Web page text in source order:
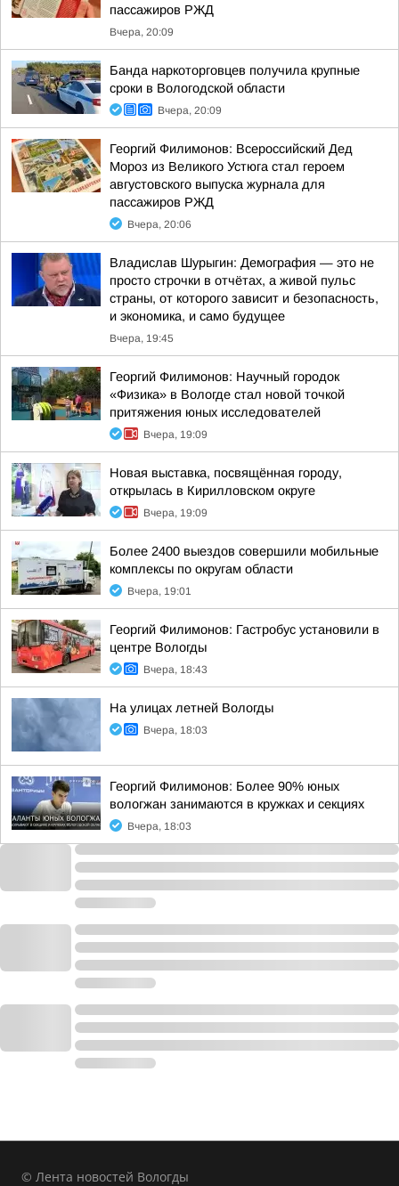
пассажиров РЖД
Вчера, 20:09
Банда наркоторговцев получила крупные
сроки в Вологодской области
Вчера, 20:09
Георгий Филимонов: Всероссийский Дед
Мороз из Великого Устюга стал героем
августовского выпуска журнала для
пассажиров РЖД
Вчера, 20:06
Владислав Шурыгин: Демография — это не
просто строчки в отчётах, а живой пульс
страны, от которого зависит и безопасность,
и экономика, и само будущее
Вчера, 19:45
Георгий Филимонов: Научный городок
«Физика» в Вологде стал новой точкой
притяжения юных исследователей
Вчера, 19:09
Новая выставка, посвящённая городу,
открылась в Кирилловском округе
Вчера, 19:09
Более 2400 выездов совершили мобильные
комплексы по округам области
Вчера, 19:01
Георгий Филимонов: Гастробус установили в
центре Вологды
Вчера, 18:43
На улицах летней Вологды
Вчера, 18:03
Георгий Филимонов: Более 90% юных
вологжан занимаются в кружках и секциях
Вчера, 18:03
© Лента новостей Вологды